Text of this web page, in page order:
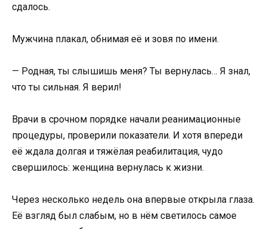
сдалось.
Мужчина плакал, обнимая её и зовя по имени.
— Родная, ты слышишь меня? Ты вернулась… Я знал,
что ты сильная. Я верил!
Врачи в срочном порядке начали реанимационные
процедуры, проверили показатели. И хотя впереди
её ждала долгая и тяжёлая реабилитация, чудо
свершилось: женщина вернулась к жизни.
Через несколько недель она впервые открыла глаза.
Её взгляд был слабым, но в нём светилось самое